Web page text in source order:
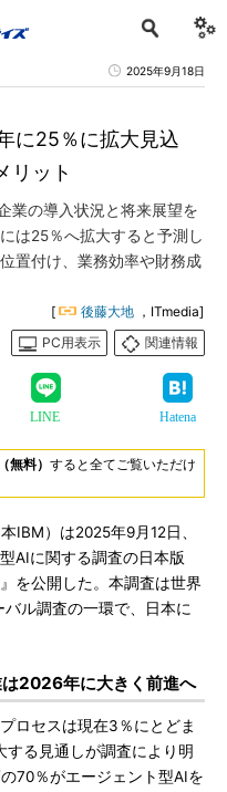
2025年9月18日
に25％に拡大見込
リット
業の導入状況と将来展望を
は25％へ拡大すると予測し
置付け、業務効率や財務成
[ 後藤大地 ，ITmedia]
PC用表示
関連情報
LINE Hatena
無料） すると全てご覧いただけ
IBM）は2025年9月12日、
AIに関する調査の日本版
を公開した。本調査は世界
ル調査の一環で、日本に
2026年に大きく前進へ
ロセスは現在3％にとどま
る見通しが調査により明
70％がエージェント型AIを